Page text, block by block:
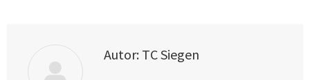
Autor: TC Siegen